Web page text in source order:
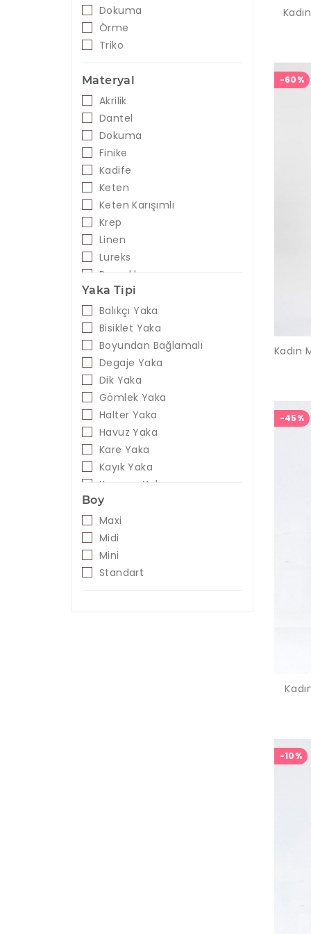
Dokuma
Örme
Triko
Materyal
Akrilik
Dantel
Dokuma
Finike
Kadife
Keten
Keten Karışımlı
Krep
Linen
Lureks
Pamuklu
Pamuk-Polyester-Elastan
Payetli
Poliakrilik
Poliviskon
Polyester
Saten
Spandeks
Suni Deri
Şifon
Viskon
Viskoz
Yaka Tipi
Balıkçı Yaka
Bisiklet Yaka
Boyundan Bağlamalı
Degaje Yaka
Dik Yaka
Gömlek Yaka
Halter Yaka
Havuz Yaka
Kare Yaka
Kayık Yaka
Kruvaze Yaka
Straplez
U Yaka
V Yaka
Yarım Balıkçı Yaka
Boy
Maxi
Midi
Mini
Standart
-60%
-45%
-10%